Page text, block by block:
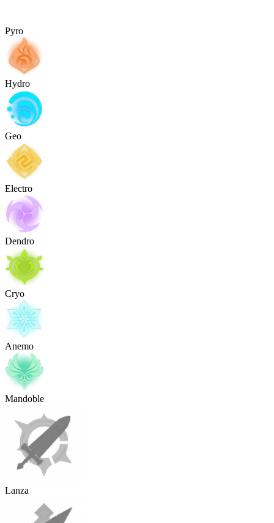
Pyro
Hydro
Geo
Electro
Dendro
Cryo
Anemo
Mandoble
Lanza